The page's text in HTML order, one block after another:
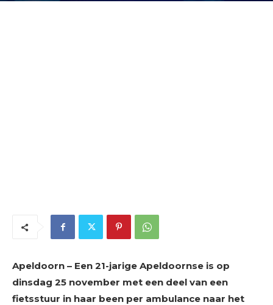
Apeldoorn – Een 21-jarige Apeldoornse is op
dinsdag 25 november met een deel van een
fietsstuur in haar been per ambulance naar het